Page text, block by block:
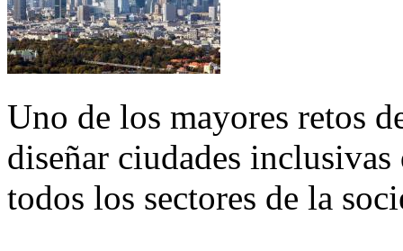
Uno de los mayores retos
diseñar ciudades
todos los sectores de la